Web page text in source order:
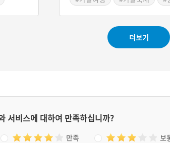
더보기
서비스에 대하여 만족하십니까?
만족 보